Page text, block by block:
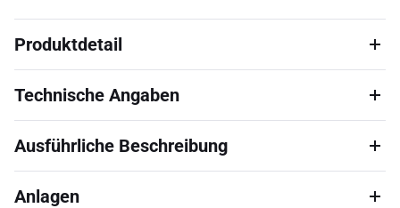
Produktdetail
Technische Angaben
Ausführliche Beschreibung
Anlagen